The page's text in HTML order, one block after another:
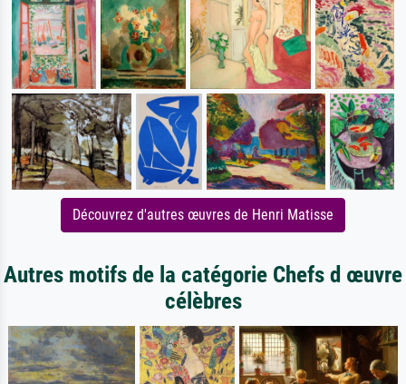
Découvrez d'autres œuvres de Henri Matisse
Autres motifs de la catégorie Chefs d œuvre
célèbres